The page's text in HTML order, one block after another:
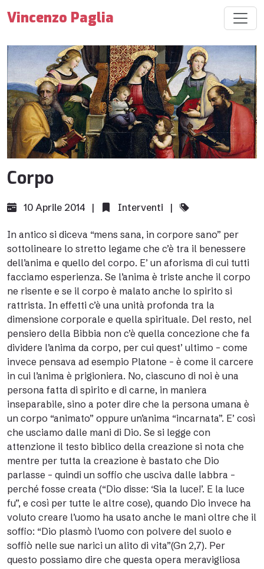
Vincenzo Paglia
Corpo
10 Aprile 2014 | Interventi |
In antico si diceva “mens sana, in corpore sano” per
sottolineare lo stretto legame che c’è tra il benessere
dell’anima e quello del corpo. E’ un aforisma di cui tutti
facciamo esperienza. Se l’anima è triste anche il corpo
ne risente e se il corpo è malato anche lo spirito si
rattrista. In effetti c’è una unità profonda tra la
dimensione corporale e quella spirituale. Del resto, nel
pensiero della Bibbia non c’è quella concezione che fa
dividere l’anima da corpo, per cui quest’ ultimo – come
invece pensava ad esempio Platone – è come il carcere
in cui l’anima è prigioniera. No, ciascuno di noi è una
persona fatta di spirito e di carne, in maniera
inseparabile, sino a poter dire che la persona umana è
un corpo “animato” oppure un’anima “incarnata”. E’ così
che usciamo dalle mani di Dio. Se si legge con
attenzione il testo biblico della creazione si nota che
mentre per tutta la creazione è bastato che Dio
parlasse – quindi un soffio che usciva dalle labbra –
perché fosse creata (“Dio disse: ‘Sia la luce!’. E la luce
fu”, e così per tutte le altre cose), quando Dio invece ha
voluto creare l’uomo ha usato anche le mani oltre che il
soffio: “Dio plasmò l’uomo con polvere del suolo e
soffiò nelle sue narici un alito di vita”(Gn 2,7). Per
questo possiamo dire che questa opera meravigliosa